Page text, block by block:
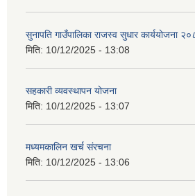
सुनापति गाउँपालिका राजस्व सुधार कार्ययोजना
मिति: 10/12/2025 - 13:08
सहकारी व्यवस्थापन योजना
मिति: 10/12/2025 - 13:07
मध्यमकालिन खर्च संरचना
मिति: 10/12/2025 - 13:06